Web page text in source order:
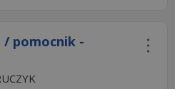
pomocnik -